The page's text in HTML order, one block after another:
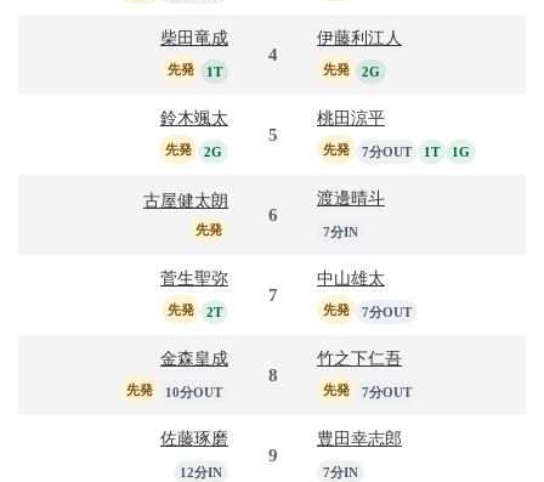
柴田竜成
先発 1T
4
伊藤利江人
先発 2G
鈴木颯太
先発 2G
5
桃田涼平
先発 7分OUT 1T 1G
古屋健太朗
先発
6
渡邊晴斗
7分IN
菅生聖弥
先発 2T
7
中山雄太
先発 7分OUT
金森皇成
先発 10分OUT
8
竹之下仁吾
先発 7分OUT
佐藤琢磨
12分IN
9
豊田幸志郎
7分IN